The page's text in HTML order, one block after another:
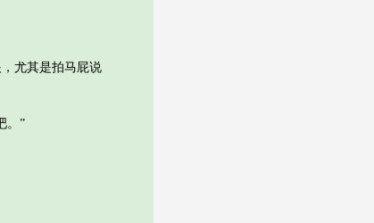
尤其是拍马屁说
。”